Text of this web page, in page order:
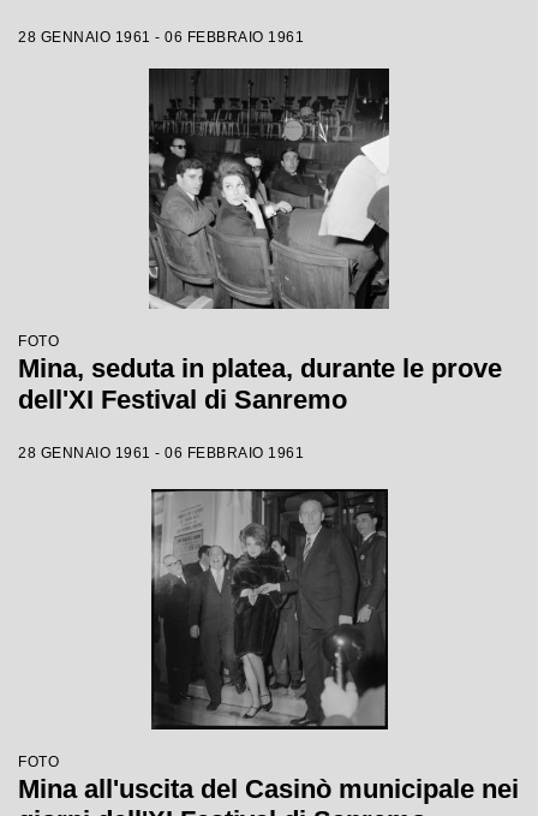
28 GENNAIO 1961 - 06 FEBBRAIO 1961
FOTO
Mina, seduta in platea, durante le prove
dell'XI Festival di Sanremo
28 GENNAIO 1961 - 06 FEBBRAIO 1961
FOTO
Mina all'uscita del Casinò municipale nei